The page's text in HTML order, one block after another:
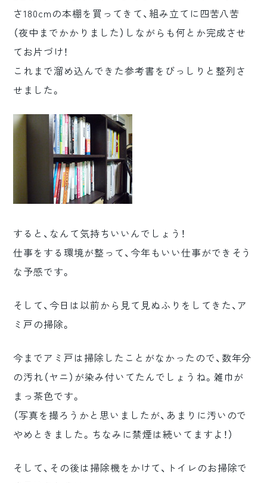
さ180cmの本棚を買ってきて、組み立てに四苦八苦
（夜中までかかりました）しながらも何とか完成させ
てお片づけ！
これまで溜め込んできた参考書をびっしりと整列さ
せました。
すると、なんて気持ちいいんでしょう！
仕事をする環境が整って、今年もいい仕事ができそう
な予感です。
そして、今日は以前から見て見ぬふりをしてきた、ア
ミ戸の掃除。
今までアミ戸は掃除したことがなかったので、数年分
の汚れ（ヤニ）が染み付いてたんでしょうね。雑巾が
まっ茶色です。
（写真を撮ろうかと思いましたが、あまりに汚いので
やめときました。ちなみに禁煙は続いてますよ！）
そして、その後は掃除機をかけて、トイレのお掃除で